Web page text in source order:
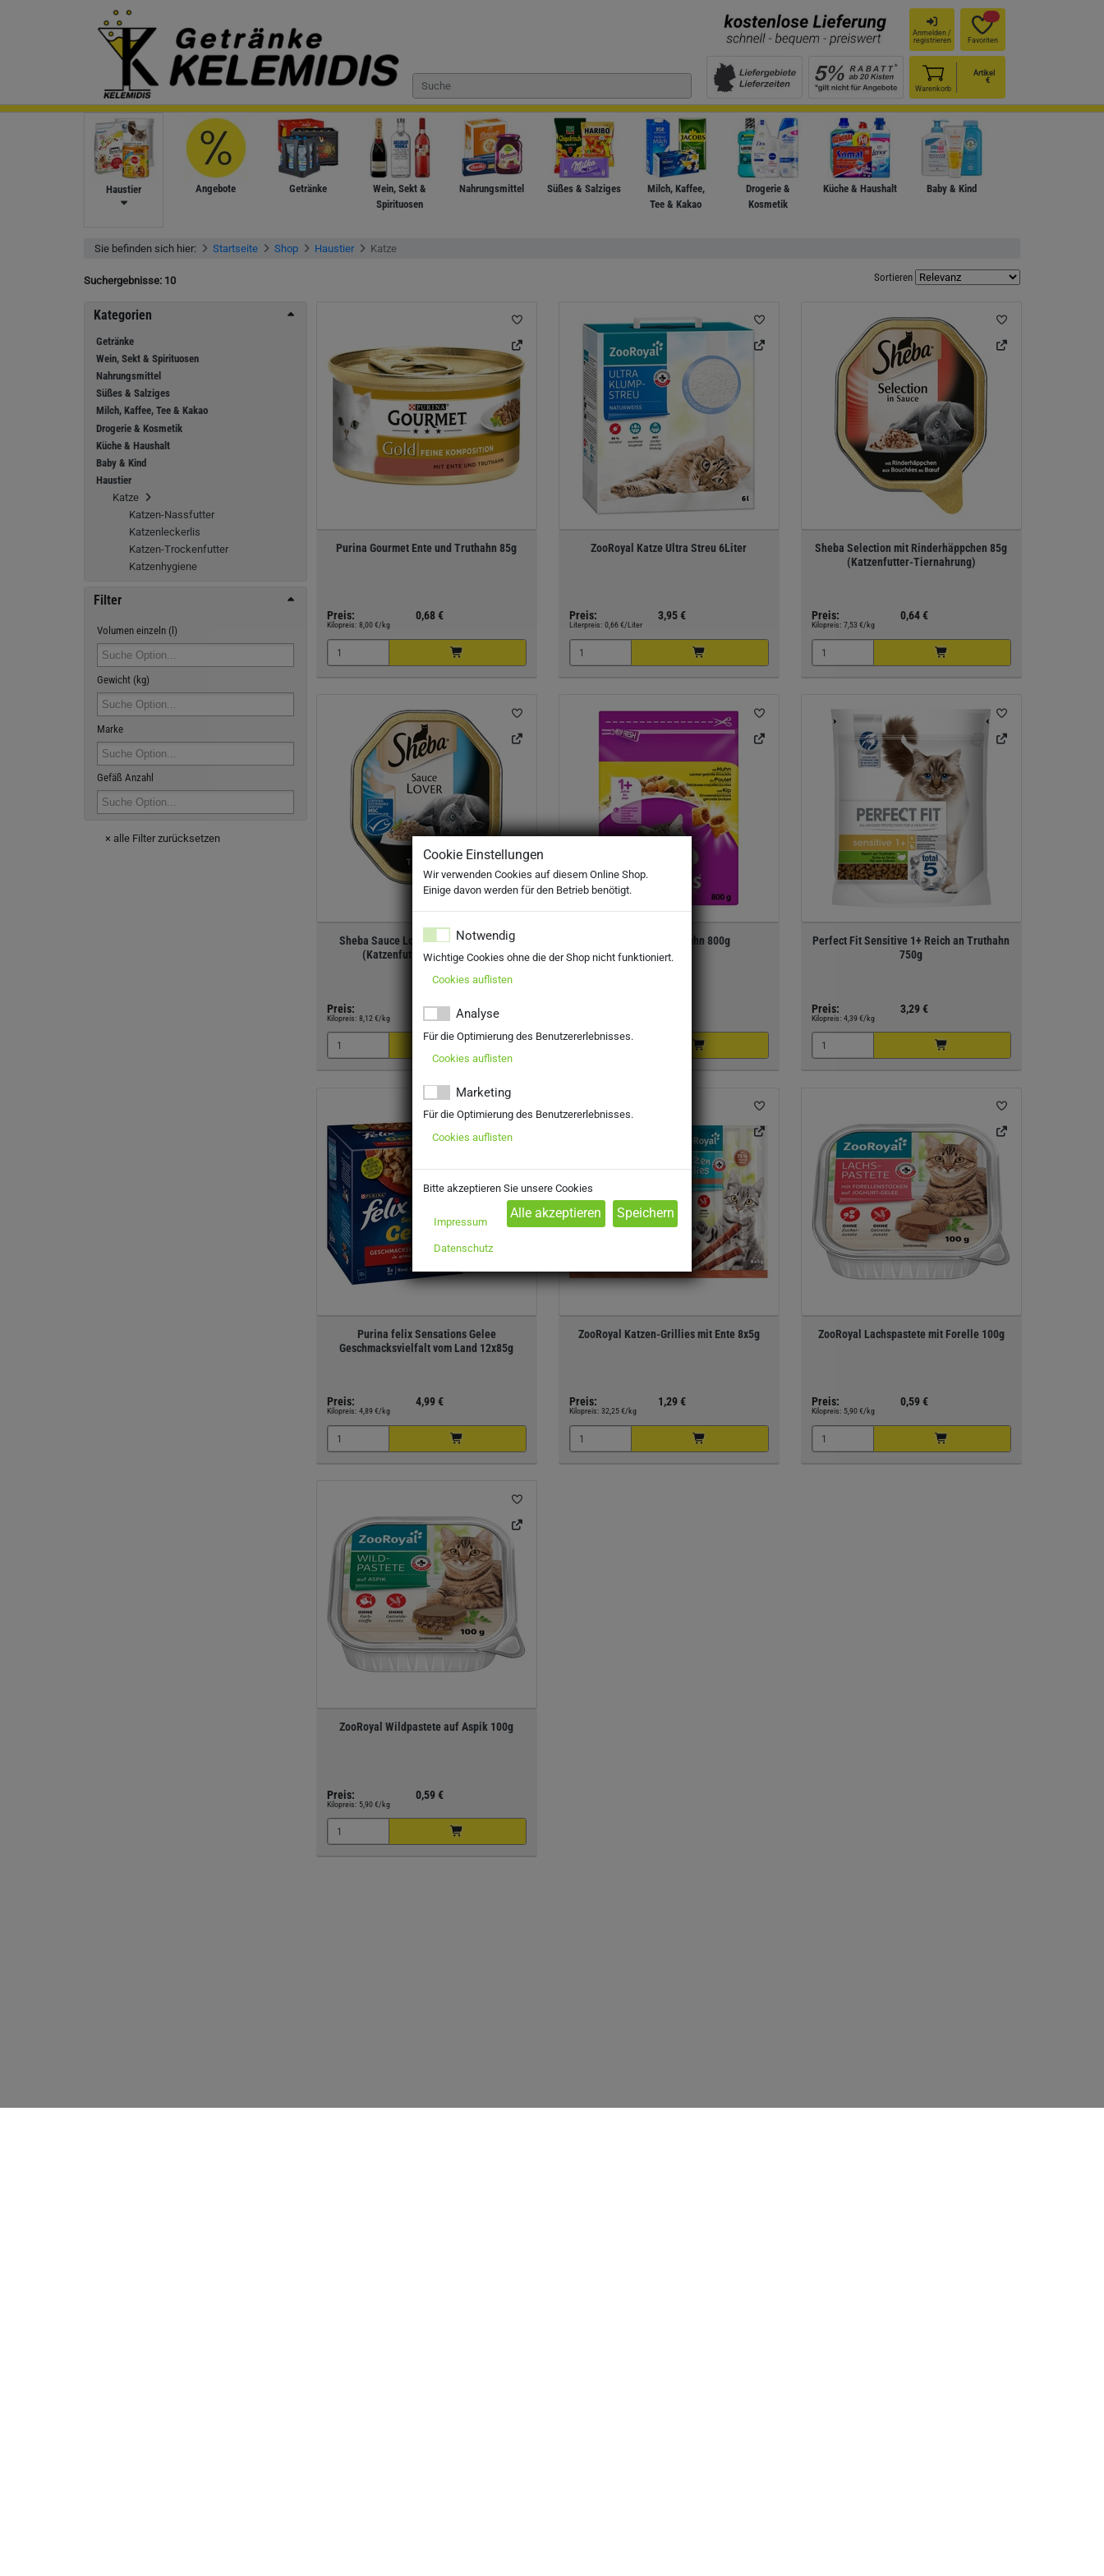
Anmelden /
registrieren
Favoriten
Warenkorb
Artikel
€
Haustier Angebote Getränke
Wein, Sekt &
Spirituosen
Nahrungsmittel Süßes & Salziges
Milch, Kaffee,
Tee & Kakao
Drogerie &
Kosmetik
Küche & Haushalt Baby & Kind
Sie befinden sich hier: Startseite Shop Haustier Katze
Suchergebnisse: 10 Sortieren
Kategorien
Getränke
Wein, Sekt & Spirituosen
Nahrungsmittel
Süßes & Salziges
Milch, Kaffee, Tee & Kakao
Drogerie & Kosmetik
Küche & Haushalt
Baby & Kind
Haustier
Katze
Katzen-Nassfutter
Katzenleckerlis
Katzen-Trockenfutter
Katzenhygiene
Filter
Volumen einzeln (l)
Gewicht (kg)
Marke
Gefäß Anzahl
× alle Filter zurücksetzen
Purina Gourmet Ente und Truthahn 85g
Preis: 0,68 €
Kilopreis: 8,00 €/kg
ZooRoyal Katze Ultra Streu 6Liter
Preis: 3,95 €
Literpreis: 0,66 €/Liter
Sheba Selection mit Rinderhäppchen 85g
(Katzenfutter-Tiernahrung)
Preis: 0,64 €
Kilopreis: 7,53 €/kg
Sheba Sauce Lover mit Thunfisch 85g
(Katzenfutter-Tiernahrung)
Preis: 0,69 €
Kilopreis: 8,12 €/kg
Whiskas 1+ mit Huhn 800g
Perfect Fit Sensitive 1+ Reich an Truthahn
750g
Preis: 3,29 €
Kilopreis: 4,39 €/kg
Purina felix Sensations Gelee
Geschmacksvielfalt vom Land 12x85g
Preis: 4,99 €
Kilopreis: 4,89 €/kg
ZooRoyal Katzen-Grillies mit Ente 8x5g
Preis: 1,29 €
Kilopreis: 32,25 €/kg
ZooRoyal Lachspastete mit Forelle 100g
Preis: 0,59 €
Kilopreis: 5,90 €/kg
ZooRoyal Wildpastete auf Aspik 100g
Preis: 0,59 €
Kilopreis: 5,90 €/kg
Cookie Einstellungen
Wir verwenden Cookies auf diesem Online Shop.
Einige davon werden für den Betrieb benötigt.
Notwendig
Wichtige Cookies ohne die der Shop nicht funktioniert.
Cookies auflisten
Analyse
Für die Optimierung des Benutzererlebnisses.
Cookies auflisten
Marketing
Für die Optimierung des Benutzererlebnisses.
Cookies auflisten
Bitte akzeptieren Sie unsere Cookies
Impressum
Datenschutz